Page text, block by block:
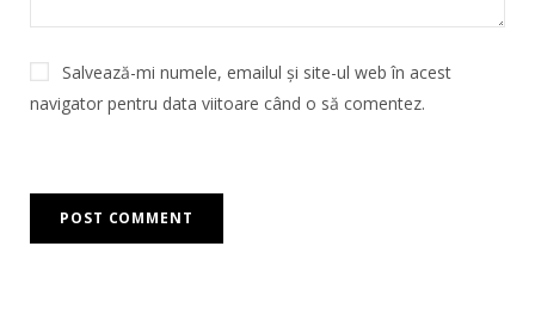
Salvează-mi numele, emailul și site-ul web în acest
navigator pentru data viitoare când o să comentez.